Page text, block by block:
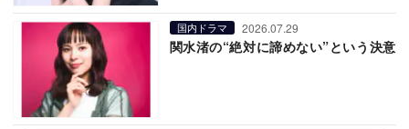
国内ドラマ 2026.07.29
関水渚の“絶対に諦めない”という決意